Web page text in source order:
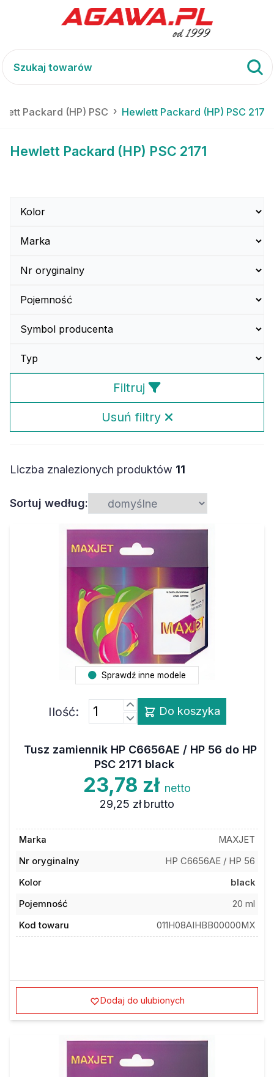
Packard (HP) PSC Hewlett Packard (HP) PSC 2171
Hewlett Packard (HP) PSC 2171
Filtruj
Usuń filtry
Liczba znalezionych produktów 11
Sortuj według:
Sprawdź inne modele
Ilość: Do koszyka
Tusz zamiennik HP C6656AE / HP 56 do HP
PSC 2171 black
23,78 zł netto
29,25 zł brutto
Marka
MAXJET
Nr oryginalny
HP C6656AE / HP 56
Kolor
black
Pojemność
20 ml
Kod towaru
011H08AIHBB00000MX
Dodaj do ulubionych